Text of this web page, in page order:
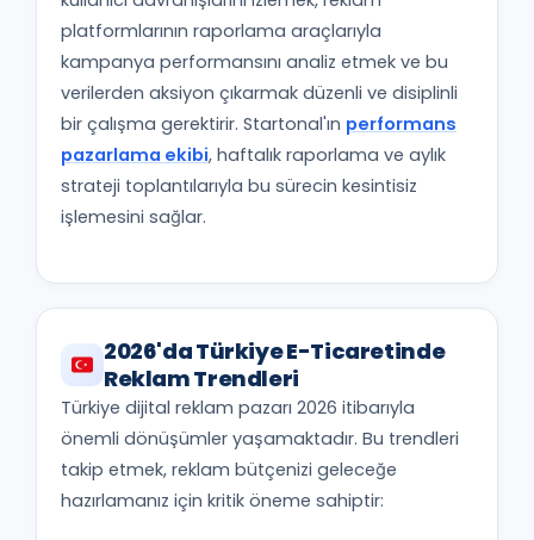
platformlarının raporlama araçlarıyla
kampanya performansını analiz etmek ve bu
verilerden aksiyon çıkarmak düzenli ve disiplinli
bir çalışma gerektirir. Startonal'ın performans
pazarlama ekibi, haftalık raporlama ve aylık
strateji toplantılarıyla bu sürecin kesintisiz
işlemesini sağlar.
2026'da Türkiye E-Ticaretinde
Reklam Trendleri
Türkiye dijital reklam pazarı 2026 itibarıyla
önemli dönüşümler yaşamaktadır. Bu trendleri
takip etmek, reklam bütçenizi geleceğe
hazırlamanız için kritik öneme sahiptir: